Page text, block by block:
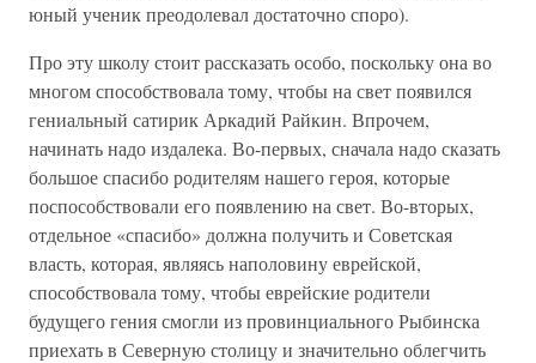
юный ученик преодолевал достаточно споро).
Про эту школу стоит рассказать особо, поскольку она во
многом способствовала тому, чтобы на свет появился
гениальный сатирик Аркадий Райкин. Впрочем,
начинать надо издалека. Во-первых, сначала надо сказать
большое спасибо родителям нашего героя, которые
поспособствовали его появлению на свет. Во-вторых,
отдельное «спасибо» должна получить и Советская
власть, которая, являясь наполовину еврейской,
способствовала тому, чтобы еврейские родители
будущего гения смогли из провинциального Рыбинска
приехать в Северную столицу и значительно облегчить